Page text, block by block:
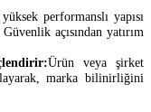
performanslı yapısı
açısından yatırım
Ürün veya şirket
marka bilinirliğini